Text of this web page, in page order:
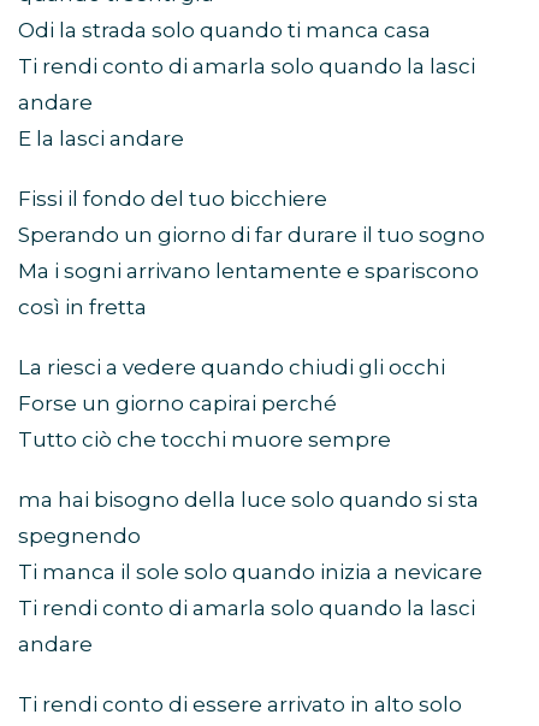
Odi la strada solo quando ti manca casa
Ti rendi conto di amarla solo quando la lasci
andare
E la lasci andare
Fissi il fondo del tuo bicchiere
Sperando un giorno di far durare il tuo sogno
Ma i sogni arrivano lentamente e spariscono
così in fretta
La riesci a vedere quando chiudi gli occhi
Forse un giorno capirai perché
Tutto ciò che tocchi muore sempre
ma hai bisogno della luce solo quando si sta
spegnendo
Ti manca il sole solo quando inizia a nevicare
Ti rendi conto di amarla solo quando la lasci
andare
Ti rendi conto di essere arrivato in alto solo